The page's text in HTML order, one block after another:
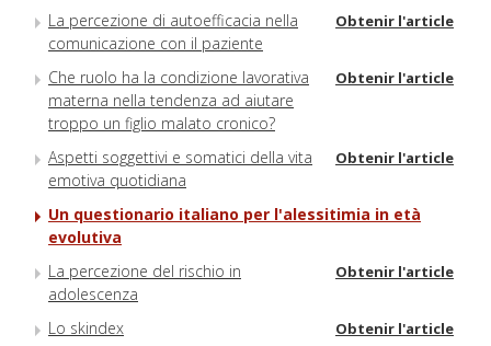
La percezione di autoefficacia nella
comunicazione con il paziente
Obtenir l'article
Che ruolo ha la condizione lavorativa
materna nella tendenza ad aiutare
troppo un figlio malato cronico?
Obtenir l'article
Aspetti soggettivi e somatici della vita
emotiva quotidiana
Obtenir l'article
Un questionario italiano per l'alessitimia in età
evolutiva
La percezione del rischio in
adolescenza
Obtenir l'article
Lo skindex Obtenir l'article